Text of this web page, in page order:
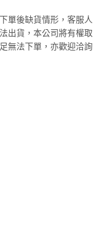
單後缺貨情形，客服人
出貨，本公司將有權取
無法下單，亦歡迎洽詢